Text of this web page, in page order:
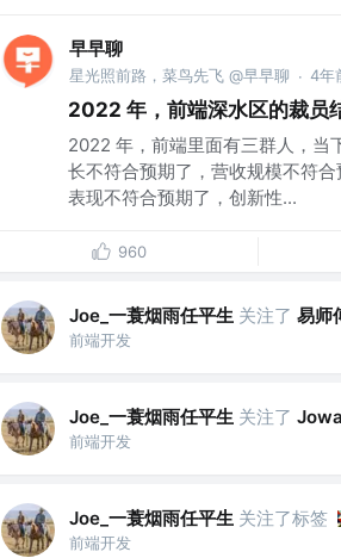
早早聊
星光照前路，菜鸟先飞 @早早聊 · 4年
2022 年，前端深水区的裁员
2022 年，前端里面有三群人，当
长不符合预期了，营收规模不符
表现不符合预期了，创新性...
960
Joe_一蓑烟雨任平生 关注了 易师
前端开发
Joe_一蓑烟雨任平生 关注了
前端开发
Joe_一蓑烟雨任平生 关注了标签
前端开发